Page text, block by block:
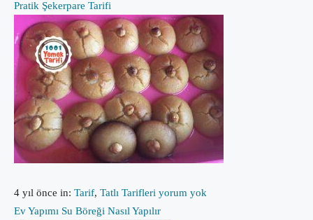
Pratik Şekerpare Tarifi
4 yıl önce in: Tarif, Tatlı Tarifleri yorum yok
Ev Yapımı Su Böreği Nasıl Yapılır